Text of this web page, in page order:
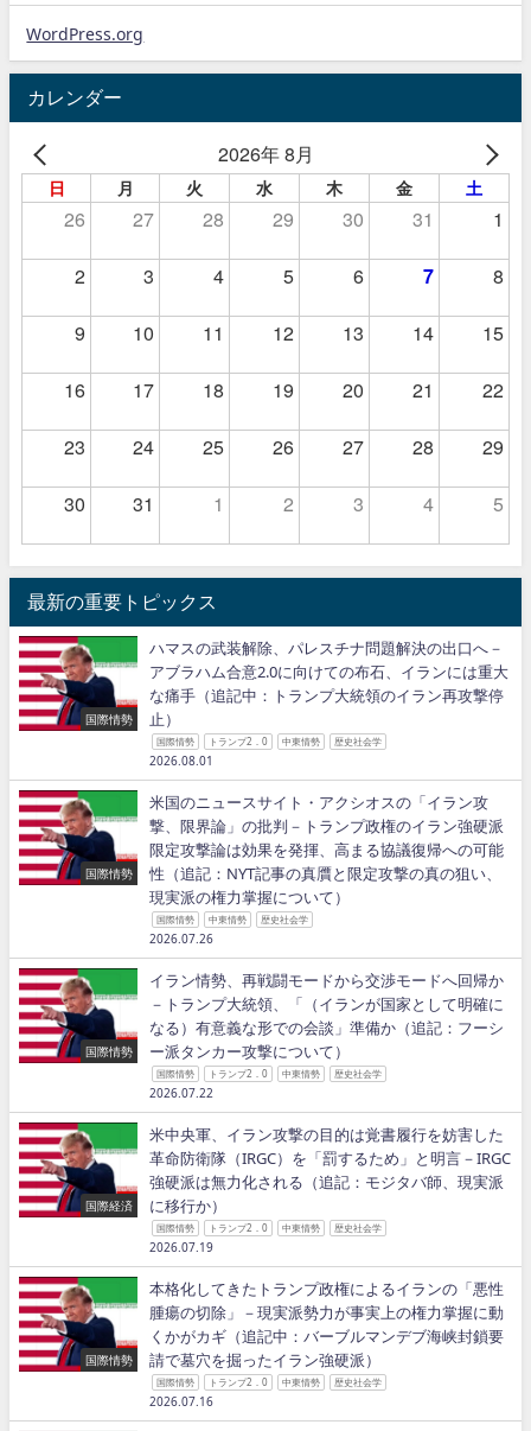
WordPress.org
カレンダー
2026年 8月
日 月 火 水 木 金 土
26 27 28 29 30 31 1
2 3 4 5 6 7 8
9 10 11 12 13 14 15
16 17 18 19 20 21 22
23 24 25 26 27 28 29
30 31 1 2 3 4 5
最新の重要トピックス
国際情勢
ハマスの武装解除、パレスチナ問題解決の出口へ－
アブラハム合意2.0に向けての布石、イランには重大
な痛手（追記中：トランプ大統領のイラン再攻撃停
止）
国際情勢 トランプ2．0 中東情勢 歴史社会学
2026.08.01
国際情勢
米国のニュースサイト・アクシオスの「イラン攻
撃、限界論」の批判－トランプ政権のイラン強硬派
限定攻撃論は効果を発揮、高まる協議復帰への可能
性（追記：NYT記事の真贋と限定攻撃の真の狙い、
現実派の権力掌握について）
国際情勢 中東情勢 歴史社会学
2026.07.26
国際情勢
イラン情勢、再戦闘モードから交渉モードへ回帰か
－トランプ大統領、「（イランが国家として明確に
なる）有意義な形での会談」準備か（追記：フーシ
ー派タンカー攻撃について）
国際情勢 トランプ2．0 中東情勢 歴史社会学
2026.07.22
国際経済
米中央軍、イラン攻撃の目的は覚書履行を妨害した
革命防衛隊（IRGC）を「罰するため」と明言－IRGC
強硬派は無力化される（追記：モジタバ師、現実派
に移行か）
国際情勢 トランプ2．0 中東情勢 歴史社会学
2026.07.19
国際情勢
本格化してきたトランプ政権によるイランの「悪性
腫瘍の切除」－現実派勢力が事実上の権力掌握に動
くかがカギ（追記中：バーブルマンデブ海峡封鎖要
請で墓穴を掘ったイラン強硬派）
国際情勢 トランプ2．0 中東情勢 歴史社会学
2026.07.16